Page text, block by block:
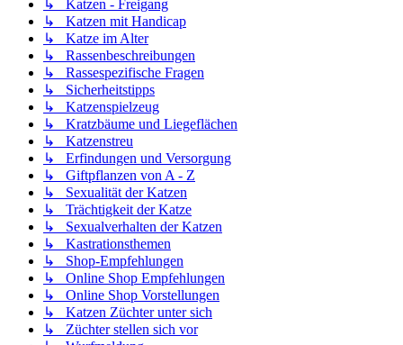
↳ Katzen - Freigang
↳ Katzen mit Handicap
↳ Katze im Alter
↳ Rassenbeschreibungen
↳ Rassespezifische Fragen
↳ Sicherheitstipps
↳ Katzenspielzeug
↳ Kratzbäume und Liegeflächen
↳ Katzenstreu
↳ Erfindungen und Versorgung
↳ Giftpflanzen von A - Z
↳ Sexualität der Katzen
↳ Trächtigkeit der Katze
↳ Sexualverhalten der Katzen
↳ Kastrationsthemen
↳ Shop-Empfehlungen
↳ Online Shop Empfehlungen
↳ Online Shop Vorstellungen
↳ Katzen Züchter unter sich
↳ Züchter stellen sich vor